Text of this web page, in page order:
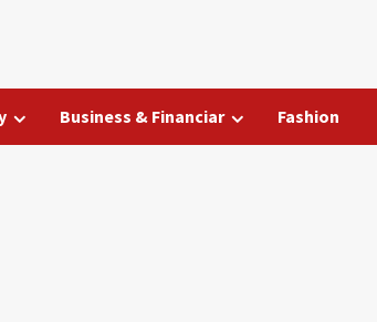
Business & Financiar Fashion